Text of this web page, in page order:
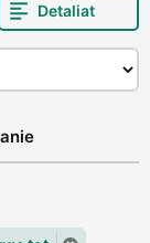
Detaliat